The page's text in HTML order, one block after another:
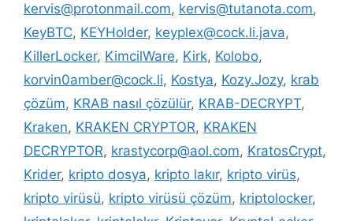
kervis@protonmail.com, kervis@tutanota.com,
KeyBTC, KEYHolder, keyplex@cock.li.java,
KillerLocker, KimcilWare, Kirk, Kolobo,
korvin0amber@cock.li, Kostya, Kozy.Jozy, krab
çözüm, KRAB nasıl çözülür, KRAB-DECRYPT,
Kraken, KRAKEN CRYPTOR, KRAKEN
DECRYPTOR, krastycorp@aol.com, KratosCrypt,
Krider, kripto dosya, kripto lakır, kripto virüs,
kripto virüsü, kripto virüsü çözüm, kriptolocker,